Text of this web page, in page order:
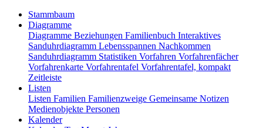
Stammbaum
Diagramme
Diagramme Beziehungen Familienbuch Interaktives
Sanduhrdiagramm Lebensspannen Nachkommen
Sanduhrdiagramm Statistiken Vorfahren Vorfahrenfächer
Vorfahrenkarte Vorfahrentafel Vorfahrentafel, kompakt
Zeitleiste
Listen
Listen Familien Familienzweige Gemeinsame Notizen
Medienobjekte Personen
Kalender